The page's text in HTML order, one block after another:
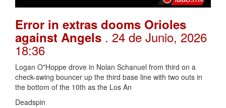
Error in extras dooms Orioles
against Angels . 24 de Junio, 2026
18:36
Logan O"Hoppe drove in Nolan Schanuel from third on a
check-swing bouncer up the third base line with two outs in
the bottom of the 10th as the Los An
Deadspin